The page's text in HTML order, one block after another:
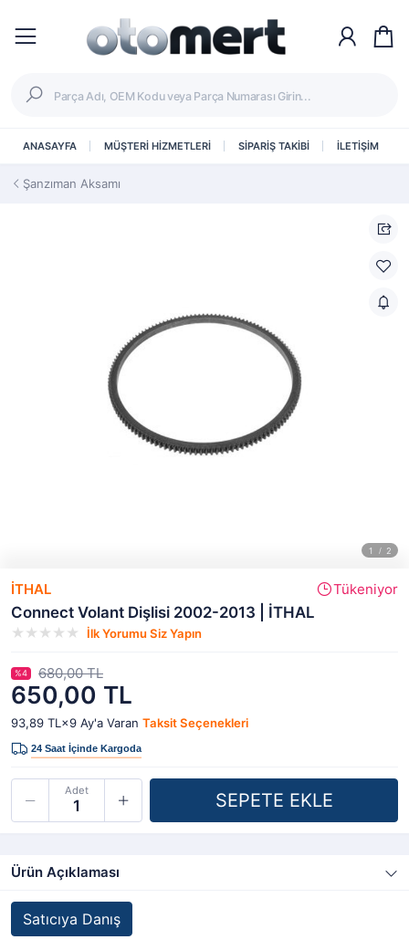
ANASAYFA MÜŞTERİ HİZMETLERİ SİPARİŞ TAKİBİ İLETİŞİM
Şanzıman Aksamı
İTHAL Tükeniyor
Connect Volant Dişlisi 2002-2013 | İTHAL
İlk Yorumu Siz Yapın
650,00 TL
%4 680,00 TL
93,89 TL×9 Ay'a Varan Taksit Seçenekleri
Adet
Ürün Açıklaması
Satıcıya Danış